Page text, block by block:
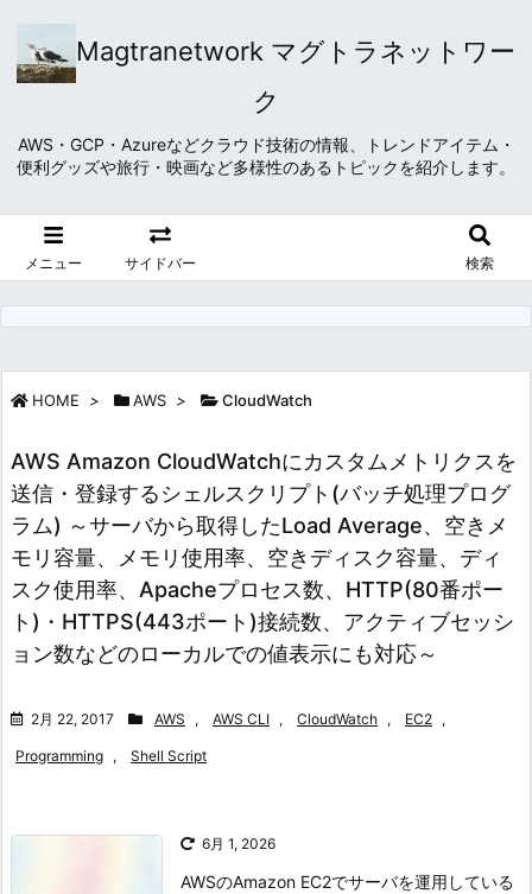
Magtranetwork マグトラネットワー
ク
AWS・GCP・Azureなどクラウド技術の情報、トレンドアイテム・
便利グッズや旅行・映画など多様性のあるトピックを紹介します。
メニュー サイドバー 検索
HOME > AWS > CloudWatch
AWS Amazon CloudWatchにカスタムメトリクスを
送信・登録するシェルスクリプト(バッチ処理プログ
ラム) ～サーバから取得したLoad Average、空きメ
モリ容量、メモリ使用率、空きディスク容量、ディ
スク使用率、Apacheプロセス数、HTTP(80番ポー
ト)・HTTPS(443ポート)接続数、アクティブセッシ
ョン数などのローカルでの値表示にも対応～
2月 22, 2017 AWS , AWS CLI , CloudWatch , EC2 ,
Programming , Shell Script
6月 1, 2026
AWSのAmazon EC2でサーバを運用している